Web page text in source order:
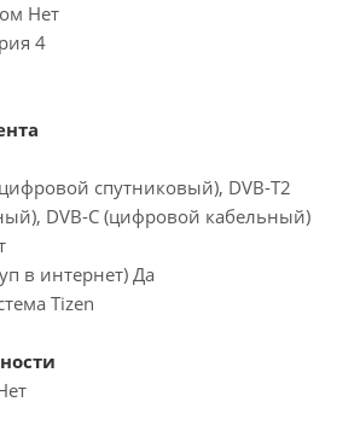
Нет
4
спутниковый), DVB-T2
DVB-С (цифровой кабельный)
в интернет) Да
Tizen